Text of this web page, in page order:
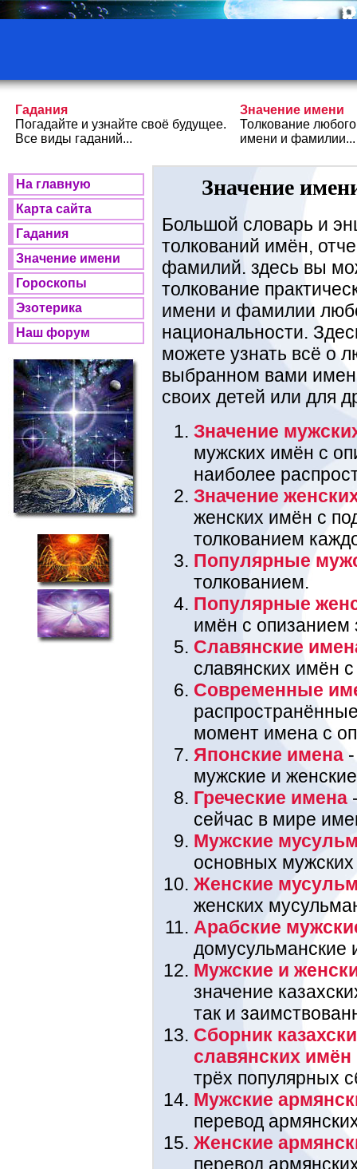
Гадания
Погадайте и узнайте своё будущее.
Все виды гаданий...
Значение имени
Толкование любого
имени и фамилии...
На главную
Карта сайта
Гадания
Значение имени
Гороскопы
Эзотерика
Наш форум
Значение
Большой словарь и
толкований имён,
фамилий. здесь вы
толкование
имени и фамилии
национальности.
можете узнать всё о
выбранном вами
своих детей или для
Значение
мужских имён с
наиболее
Значение
женских имён с
толкованием
Популярные
толкованием.
Популярные
имён с опизанием
Славянские
славянских имён
Современные
момент имена с
Японские имена
мужские и
Греческие имена
сейчас в мире
Мужские
основных
Женские
женских
Арабские
домусульманские
Мужские и
значение
так и
Сборник
славянских имён
трёх популярных
Мужские
перевод
Женские
перевод